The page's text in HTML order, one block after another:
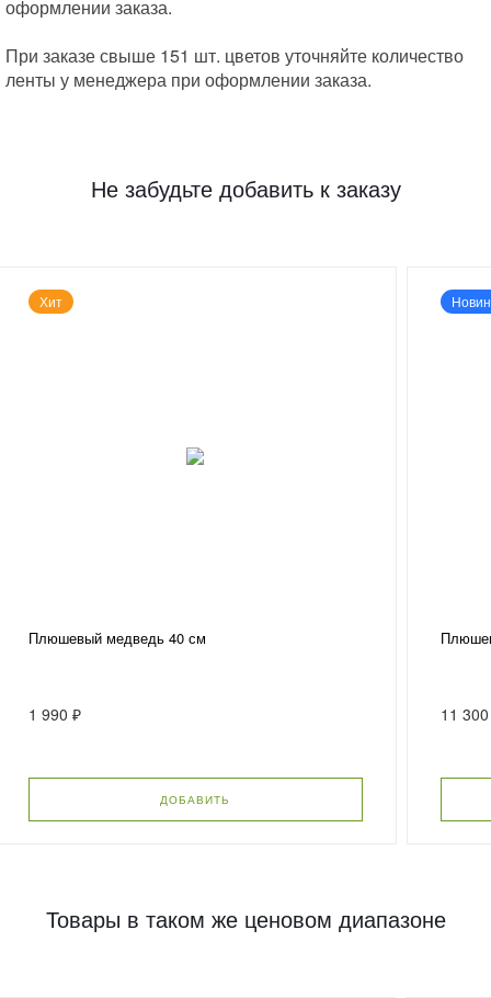
оформлении заказа.
При заказе свыше 151 шт. цветов уточняйте количество
ленты у менеджера при оформлении заказа.
Не забудьте добавить к заказу
Хит
Плюшевый медведь 40 см
1 990 ₽
ДОБАВИТЬ
11
Товары в таком же ценовом диапазоне